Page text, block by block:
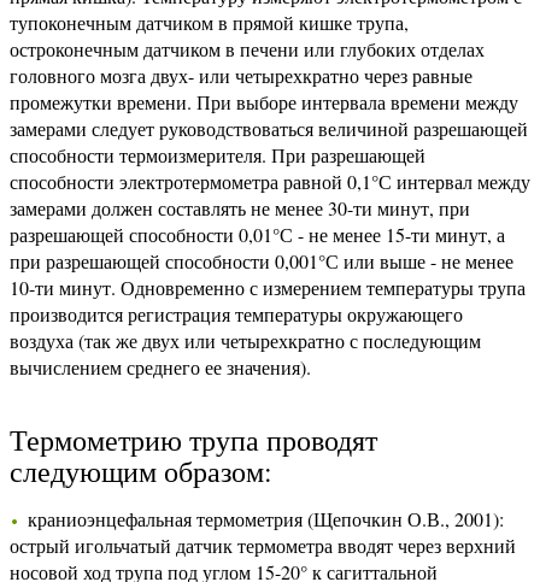
тупоконечным датчиком в прямой кишке трупа,
остроконечным датчиком в печени или глубоких отделах
головного мозга двух- или четырехкратно через равные
промежутки времени. При выборе интервала времени между
замерами следует руководствоваться величиной разрешающей
способности термоизмерителя. При разрешающей
способности электротермометра равной 0,1°С интервал между
замерами должен составлять не менее 30-ти минут, при
разрешающей способности 0,01°С - не менее 15-ти минут, а
при разрешающей способности 0,001°С или выше - не менее
10-ти минут. Одновременно с измерением температуры трупа
производится регистрация температуры окружающего
воздуха (так же двух или четырехкратно с последующим
вычислением среднего ее значения).
Термометрию трупа проводят
следующим образом:
краниоэнцефальная термометрия (Щепочкин О.В., 2001):
острый игольчатый датчик термометра вводят через верхний
носовой ход трупа под углом 15-20° к сагиттальной